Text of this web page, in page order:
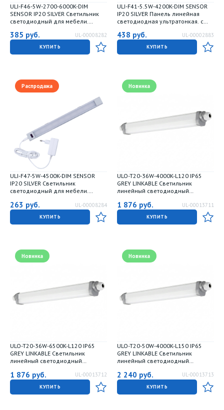
ULI-F46-5W-2700-6000K-DIM
SENSOR IP20 SILVER Светильник
светодиодный для мебели.
385 руб. UL-00008282
КУПИТЬ
ULI-F41-5.5W-4200K-DIM SENSOR
IP20 SILVER Панель линейная
светодиодная ультратонкая. с
300х53х14мм. 280Lm.
Серебристый. ТМ Uniel
438 руб. UL-00002883
КУПИТЬ
Распродажа
ULI-F47-5W-4500K-DIM SENSOR
IP20 SILVER Светильник
светодиодный для мебели.
263 руб. UL-00008284
КУПИТЬ
Новинка
ULO-T20-36W-4000K-L120 IP65
GREY LINKABLE Светильник
линейный светодиодный
соединяемый. Белый свет 4000K.
4320 Лм. Цвет серый. ТМ Uniel
1 876 руб. UL-00013711
КУПИТЬ
Новинка
ULO-T20-36W-6500K-L120 IP65
GREY LINKABLE Светильник
линейный светодиодный
соединяемый. Дневной свет
6500K. 4320 Лм. Цвет серый. ТМ
Uniel
1 876 руб. UL-00013712
КУПИТЬ
Новинка
ULO-T20-50W-4000K-L150 IP65
GREY LINKABLE Светильник
линейный светодиодный
соединяемый. Белый свет 4000K.
6000 Лм. Цвет серый. ТМ Uniel
2 240 руб. UL-00013713
КУПИТЬ